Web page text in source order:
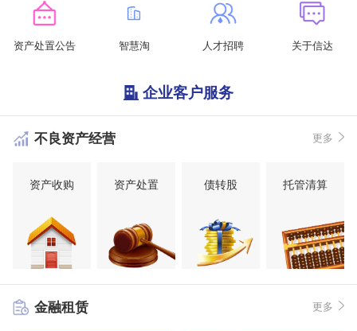
资产处置公告 智慧淘 人才招聘 关于信达
企业客户服务
不良资产经营 更多
资产收购 资产处置 债转股 托管清算
金融租赁 更多